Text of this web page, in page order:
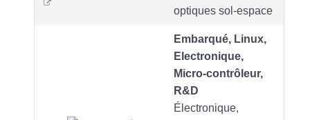
optiques sol-espace
Embarqué, Linux,
Electronique,
Micro-contrôleur,
R&D
Électronique,